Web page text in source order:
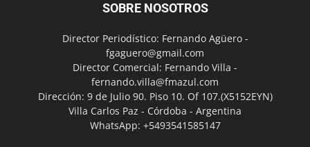
SOBRE NOSOTROS
Director Periodístico: Fernando Agüero -
fgaguero@gmail.com
Director Comercial: Fernando Villa -
fernando.villa@fmazul.com
Dirección: 9 de Julio 90. Piso 10. Of 107.(X5152EYN)
Villa Carlos Paz - Córdoba - Argentina
WhatsApp: +5493541585147